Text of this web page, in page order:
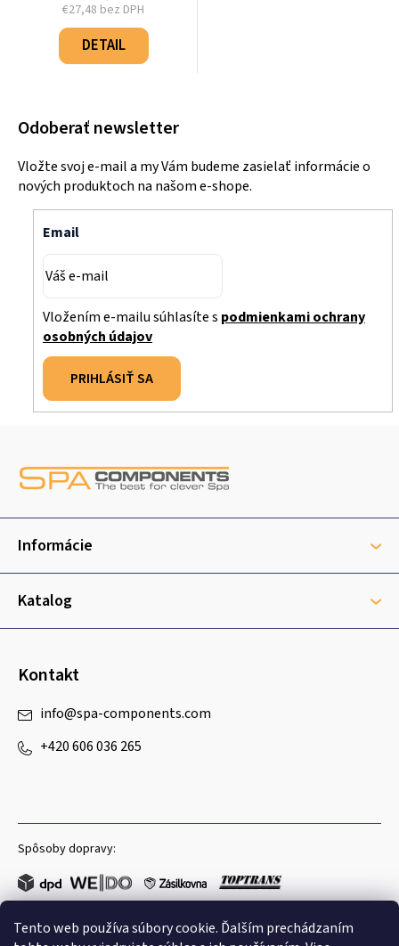
Tento web používa súbory cookie. Ďalším prechádzaním
€27,48 bez DPH
Jednotková
cena:
DETAIL
Odoberať newsletter
Vložte svoj e-mail a my Vám budeme zasielať informácie o
nových produktoch na našom e-shope.
Email
Vložením e-mailu súhlasíte s podmienkami ochrany
osobných údajov
PRIHLÁSIŤ SA
ä
i
Informácie
Katalog
Kontakt
info@spa-components.com
+420 606 036 265
Spôsoby dopravy:
Obľúbené spôsoby platby: